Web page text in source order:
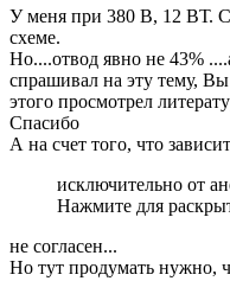
У меня при 380 В, 12 ВТ.
схеме.
Но....отвод явно не 43%
спрашивал на эту тему,
этого просмотрел
Спасибо
А на счет того, что зависит
исключительно от
Нажмите для
не согласен...
Но тут продумать нужно,